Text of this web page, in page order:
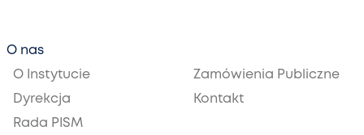
O nas
O Instytucie
Dyrekcja
Rada PISM
Zamówienia Publiczne
Kontakt